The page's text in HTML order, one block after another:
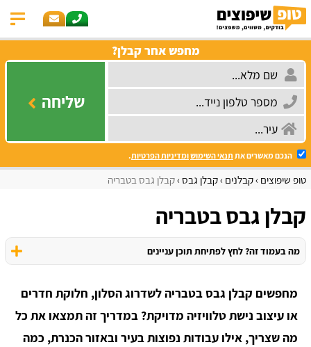
מחפש אחר קבלן?
שליחה
הנכם מאשרים את תנאי השימושומדיניות הפרטיות.
טופ שיפוצים קבלנים קבלן גבס קבלן גבס בטבריה
קבלן גבס בטבריה
מה בעמוד זה? לחץ לפתיחת תוכן עניינים
מחפשים קבלן גבס בטבריה לשדרוג הסלון, חלוקת חדרים
או עיצוב נישת טלוויזיה מדויקת? במדריך זה תמצאו את כל
מה שצריך, אילו עבודות נפוצות בעיר ובאזור הכנרת, כמה